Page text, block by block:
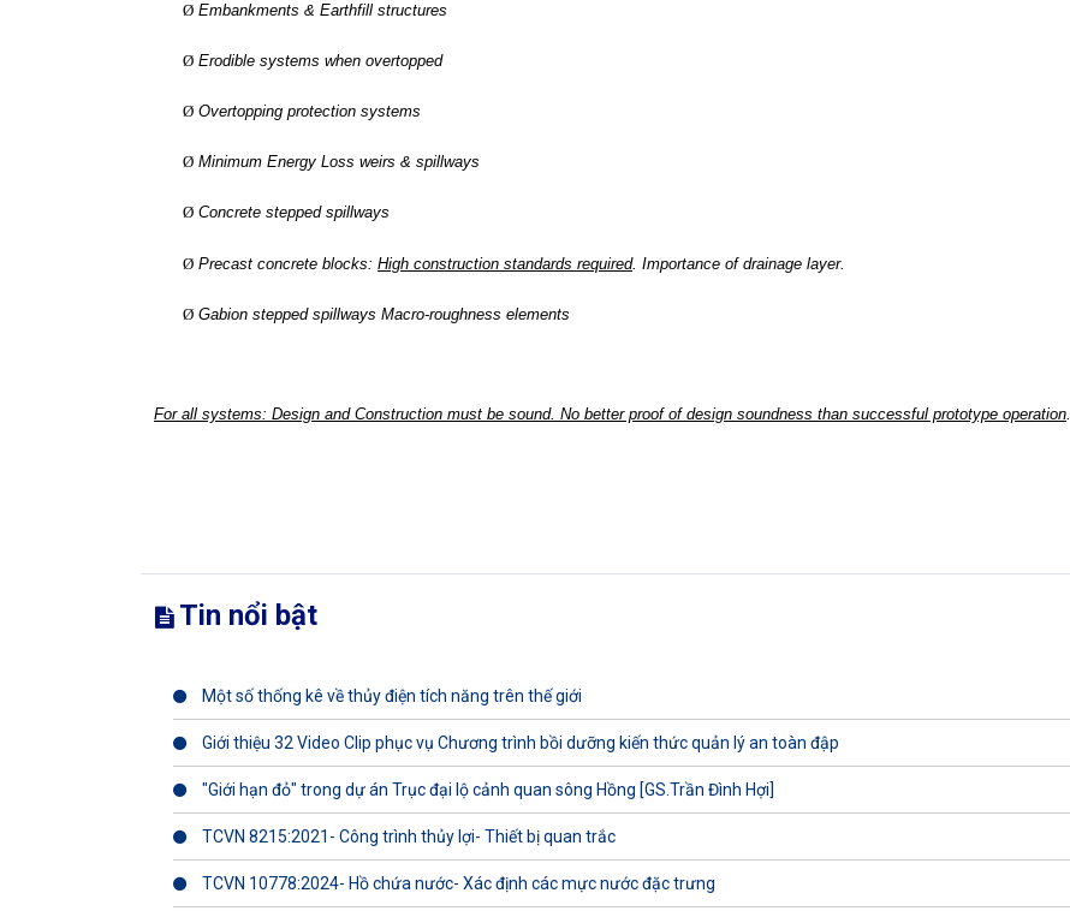
Ø Embankments & Earthfill structures
Ø Erodible systems when overtopped
Ø Overtopping protection systems
Ø Minimum Energy Loss weirs & spillways
Ø Concrete stepped spillways
Ø Precast concrete blocks: High construction standards required. Importance of drainage layer.
Ø Gabion stepped spillways Macro-roughness elements
For all systems: Design and Construction must be sound. No better proof of design soundness than successful prototype operation.
Tin nổi bật
Một số thống kê về thủy điện tích năng trên thế giới
Giới thiệu 32 Video Clip phục vụ Chương trình bồi dưỡng kiến thức quản lý an toàn đập
"Giới hạn đỏ" trong dự án Trục đại lộ cảnh quan sông Hồng [GS.Trần Đình Hợi]
TCVN 8215:2021- Công trình thủy lợi- Thiết bị quan trắc
TCVN 10778:2024- Hồ chứa nước- Xác định các mực nước đặc trưng